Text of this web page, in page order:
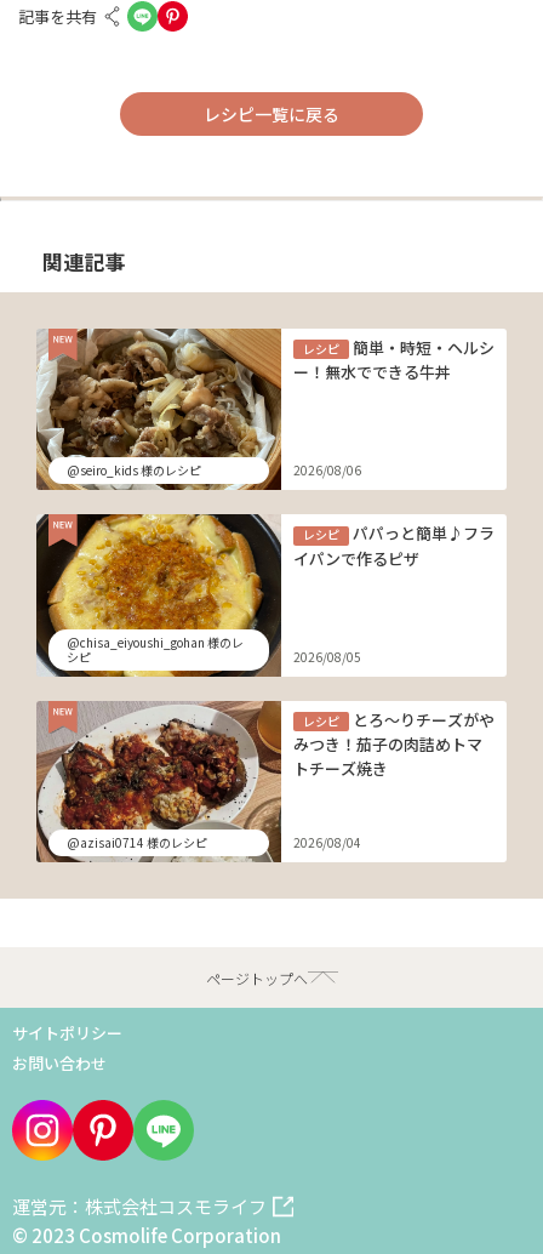
記事を共有
レシピ一覧に戻る
関連記事
@seiro_kids 様のレシピ
レシピ
簡単・時短・ヘルシ
ー！無水でできる牛丼
2026/08/06
@chisa_eiyoushi_gohan 様のレ
シピ
レシピ
パパっと簡単♪フラ
イパンで作るピザ
2026/08/05
@azisai0714 様のレシピ
レシピ
とろ～りチーズがや
みつき！茄子の肉詰めトマ
トチーズ焼き
2026/08/04
ページトップへ
サイトポリシー
お問い合わせ
運営元：株式会社コスモライフ
© 2023 Cosmolife Corporation